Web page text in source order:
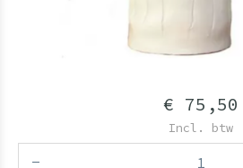
€ 75,50
Incl. btw